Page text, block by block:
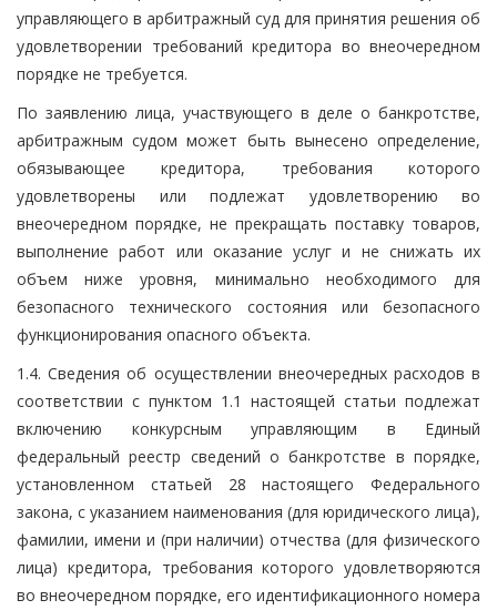
управляющего в арбитражный суд для принятия решения об
удовлетворении требований кредитора во внеочередном
порядке не требуется.
По заявлению лица, участвующего в деле о банкротстве,
арбитражным судом может быть вынесено определение,
обязывающее кредитора, требования которого
удовлетворены или подлежат удовлетворению во
внеочередном порядке, не прекращать поставку товаров,
выполнение работ или оказание услуг и не снижать их
объем ниже уровня, минимально необходимого для
безопасного технического состояния или безопасного
функционирования опасного объекта.
1.4. Сведения об осуществлении внеочередных расходов в
соответствии с пунктом 1.1 настоящей статьи подлежат
включению конкурсным управляющим в Единый
федеральный реестр сведений о банкротстве в порядке,
установленном статьей 28 настоящего Федерального
закона, с указанием наименования (для юридического лица),
фамилии, имени и (при наличии) отчества (для физического
лица) кредитора, требования которого удовлетворяются
во внеочередном порядке, его идентификационного номера